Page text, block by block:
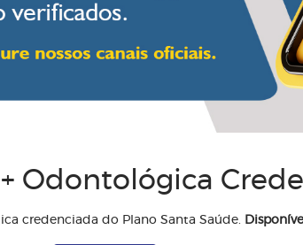
Odontológica